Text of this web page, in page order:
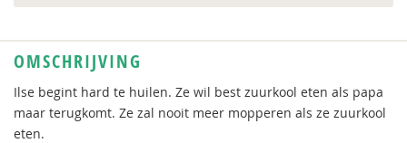
OMSCHRIJVING
Ilse begint hard te huilen. Ze wil best zuurkool eten als papa
maar terugkomt. Ze zal nooit meer mopperen als ze zuurkool
eten.